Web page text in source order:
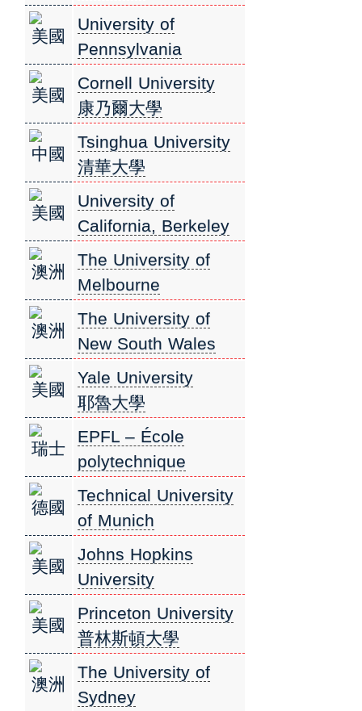
美國
University of
Pennsylvania
賓州大學
美國
Cornell University
康乃爾大學
中國
Tsinghua University
清華大學
美國
University of
California, Berkeley
(UCB)
加州大學柏克萊分校
澳洲
The University of
Melbourne
墨爾本大學
澳洲
The University of
New South Wales
(UNSW Sydney) 新
南威爾斯大學
美國
Yale University
耶魯大學
瑞士
EPFL – École
polytechnique
fédérale de
Lausanne 洛桑聯邦
理工學院
德國
Technical University
of Munich
慕尼黑工業大學
美國
Johns Hopkins
University
約翰霍普金斯大學
美國
Princeton University
普林斯頓大學
澳洲
The University of
Sydney